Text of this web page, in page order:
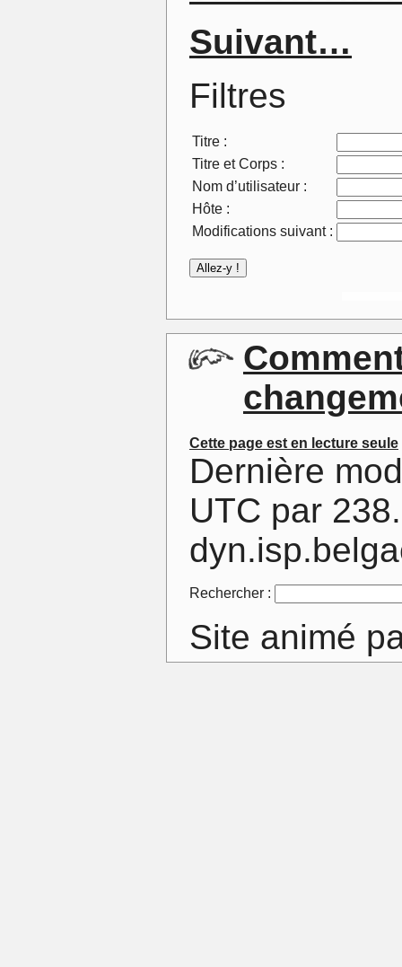
Suivant…
Filtres
Titre :
Titre et Corps :
Nom d’utilisateur :
Hôte :
Modifications suivant :
Cette page est en lecture seule
Dernière
UTC par
Rechercher :
Site animé